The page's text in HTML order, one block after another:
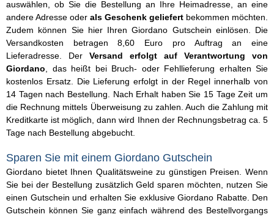
auswählen, ob Sie die Bestellung an Ihre Heimadresse, an eine
andere Adresse oder als Geschenk geliefert bekommen möchten.
Zudem können Sie hier Ihren Giordano Gutschein einlösen. Die
Versandkosten betragen 8,60 Euro pro Auftrag an eine
Lieferadresse. Der Versand erfolgt auf Verantwortung von
Giordano , das heißt bei Bruch- oder Fehllieferung erhalten Sie
kostenlos Ersatz. Die Lieferung erfolgt in der Regel innerhalb von
14 Tagen nach Bestellung. Nach Erhalt haben Sie 15 Tage Zeit um
die Rechnung mittels Überweisung zu zahlen. Auch die Zahlung mit
Kreditkarte ist möglich, dann wird Ihnen der Rechnungsbetrag ca. 5
Tage nach Bestellung abgebucht.
Sparen Sie mit einem Giordano Gutschein
Giordano bietet Ihnen Qualitätsweine zu günstigen Preisen. Wenn
Sie bei der Bestellung zusätzlich Geld sparen möchten, nutzen Sie
einen Gutschein und erhalten Sie exklusive Giordano Rabatte. Den
Gutschein können Sie ganz einfach während des Bestellvorgangs